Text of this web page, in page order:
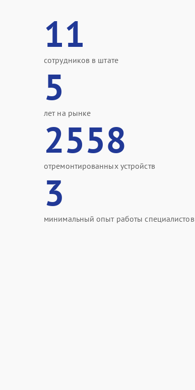
11
сотрудников в штате
5
лет на рынке
2558
отремонтированных устройств
3
минимальный опыт работы специалистов